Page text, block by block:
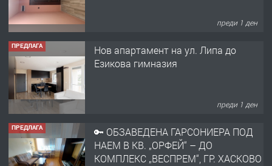
преди 1 ден
ПРЕДЛАГА
Нов апартамент на ул. Липа до
Езикова гимназия
преди 1 ден
ПРЕДЛАГА
🔑 ОБЗАВЕДЕНА ГАРСОНИЕРА ПОД
НАЕМ В КВ. „ОРФЕЙ“ – ДО
КОМПЛЕКС „ВЕСПРЕМ“, ГР. ХАСКОВО